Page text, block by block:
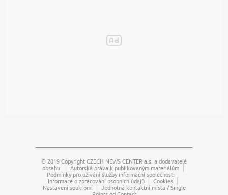
© 2019 Copyright CZECH NEWS CENTER a.s. a dodavatelé
obsahu.
Autorská práva k publikovaným materiálům
Podmínky pro užívání služby informační společnosti
Informace o zpracování osobních údajů
Cookies
Nastavení soukromí
Jednotná kontaktní místa / Single